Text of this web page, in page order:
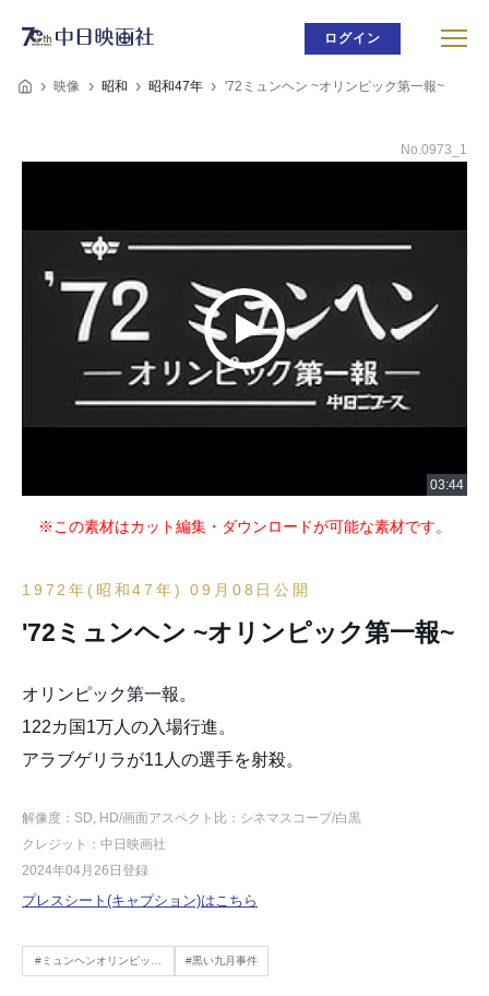
ログイン
映像 昭和 昭和47年 '72ミュンヘン ~オリンピック第一報~
No.0973_1
※この素材はカット編集・ダウンロードが可能な素材です。
1972年(昭和47年) 09月08日公開
'72ミュンヘン ~オリンピック第一報~
オリンピック第一報。
122カ国1万人の入場行進。
アラブゲリラが11人の選手を射殺。
解像度：SD, HD/画面アスペクト比：シネマスコープ/白黒
クレジット：中日映画社
2024年04月26日登録
プレスシート(キャプション)はこちら
#ミュンヘンオリンピック #黒い九月事件